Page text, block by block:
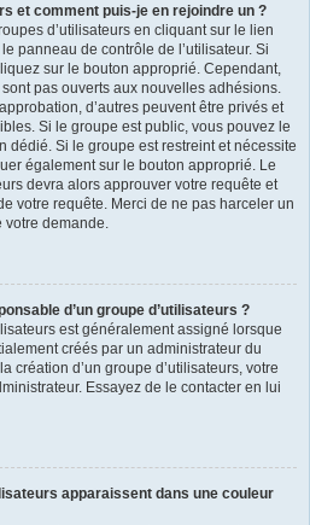
et comment puis-je en rejoindre un ?
d’utilisateurs en cliquant sur le lien
panneau de contrôle de l’utilisateur. Si
sur le bouton approprié. Cependant,
pas ouverts aux nouvelles adhésions.
d’autres peuvent être privés et
Si le groupe est public, vous pouvez le
dédié. Si le groupe est restreint et nécessite
également sur le bouton approprié. Le
devra alors approuver votre requête et
votre requête. Merci de ne pas harceler un
votre demande.
d’un groupe d’utilisateurs ?
est généralement assigné lorsque
créés par un administrateur du
création d’un groupe d’utilisateurs, votre
Essayez de le contacter en lui
apparaissent dans une couleur